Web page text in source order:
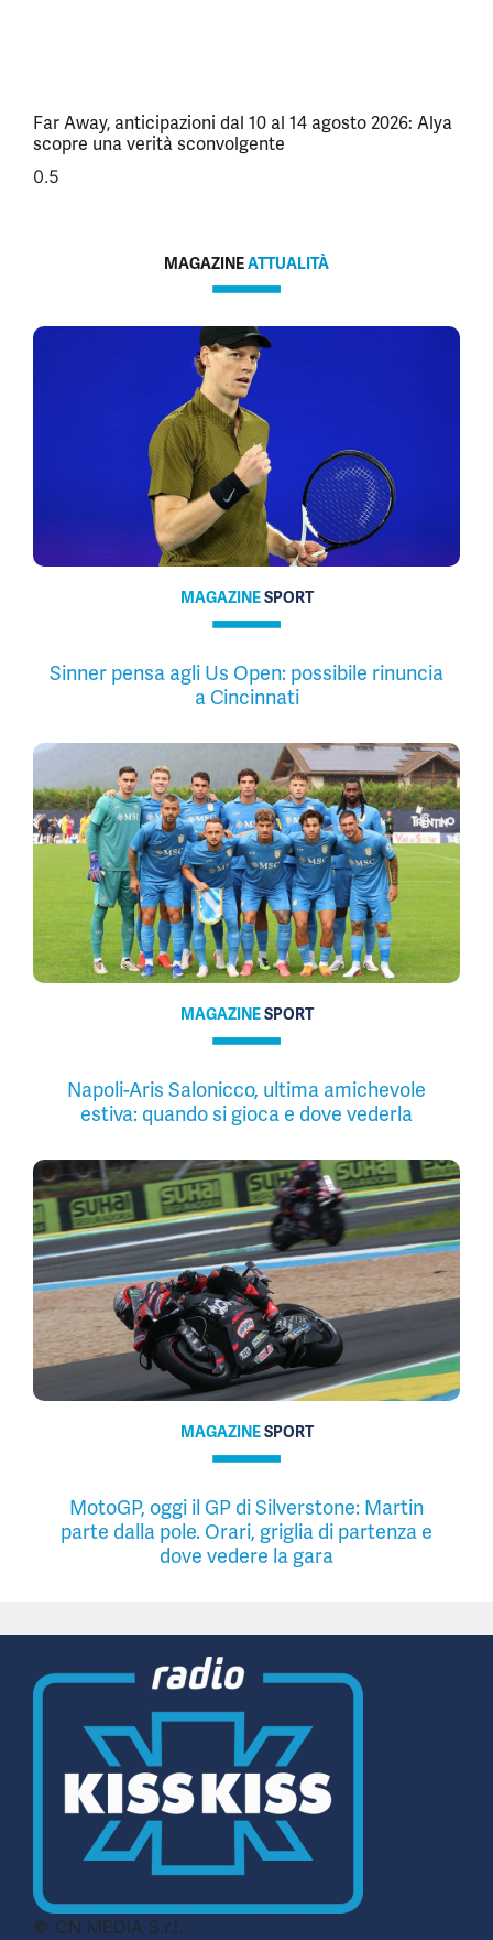
Far Away, anticipazioni dal 10 al 14 agosto 2026: Alya
scopre una verità sconvolgente
MAGAZINEATTUALITÀ
MAGAZINESPORT
Sinner pensa agli Us Open: possibile rinuncia
a Cincinnati
MAGAZINESPORT
Napoli-Aris Salonicco, ultima amichevole
estiva: quando si gioca e dove vederla
MAGAZINESPORT
MotoGP, oggi il GP di Silverstone: Martin
parte dalla pole. Orari, griglia di partenza e
dove vedere la gara
© CN MEDIA S.r.l.